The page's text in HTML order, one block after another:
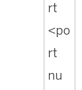
rt
<po
rt
nu